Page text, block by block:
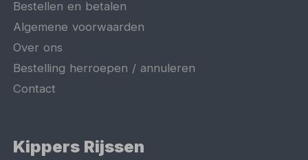
Bestellen en betalen
Algemene voorwaarden
Over ons
Bestelling herroepen / annuleren
Contact
Kippers Rijssen